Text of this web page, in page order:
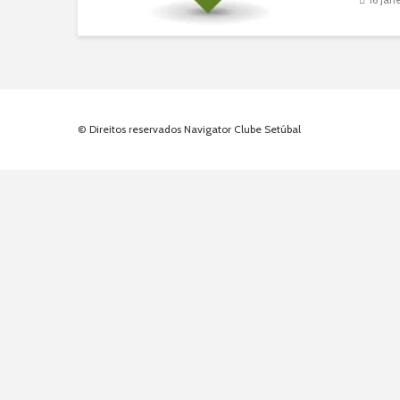
das
© Direitos reservados Navigator Clube Setúbal